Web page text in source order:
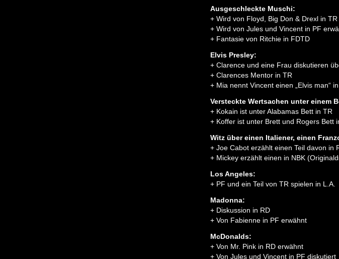
Ausgeschleckte Muschi:
+ Wird von Floyd, Big Don & Drexl in
+ Wird von Jules und Vincent in PF
+ Fantasie von Ritchie in FDTD
Elvis Presley:
+ Clarence und eine Frau diskutieren
+ Clarences Mentor in TR
+ Mia nennt Vincent einen „Elvis man“
Versteckte Wertsachen unter einem
+ Kokain ist unter Alabamas Bett in TR
+ Koffer ist unter Brett und Rogers Bett
Witz über einen Italiener, einen
+ Joe Cabot erzählt einen Teil davon in
+ Mickey erzählt einen in NBK
Los Angeles:
+ PF und ein Teil von TR spielen in L.A.
Madonna:
+ Diskussion in RD
+ Von Fabienne in PF erwähnt
McDonalds:
+ Von Mr. Pink in RD erwähnt
+ Von Jules und Vincent in PF diskutiert